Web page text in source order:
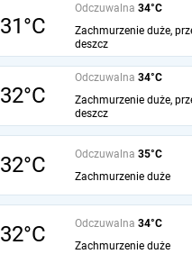
31°C
Odczuwalna 34°C
Zachmurzenie duże,
deszcz
32°C
Odczuwalna 34°C
Zachmurzenie duże,
deszcz
32°C Odczuwalna 35°C
Zachmurzenie duże
32°C Odczuwalna 34°C
Zachmurzenie duże